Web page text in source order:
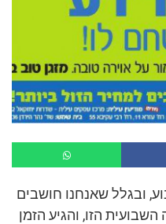
ובגלל שאנחנו חושבים
הזו, והגיע הזמן